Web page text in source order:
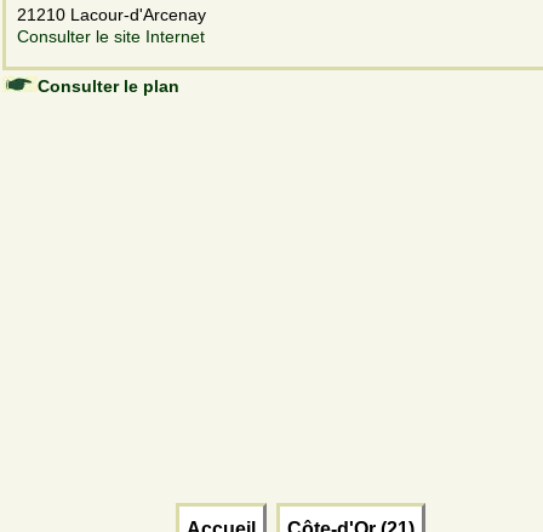
21210 Lacour-d'Arcenay
Consulter le site Internet
Consulter le plan